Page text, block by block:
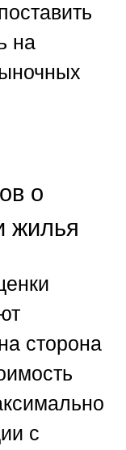
на
о
жилья
сторона
с